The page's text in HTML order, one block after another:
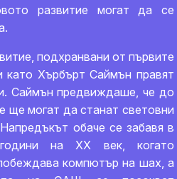
развитие могат да се
подхранвани от първите
като Хърбърт Саймън правят
Саймън предвиждаше, че до
ще могат да станат световни
обаче се забавя в
на ХХ век, когато
компютър на шах, а